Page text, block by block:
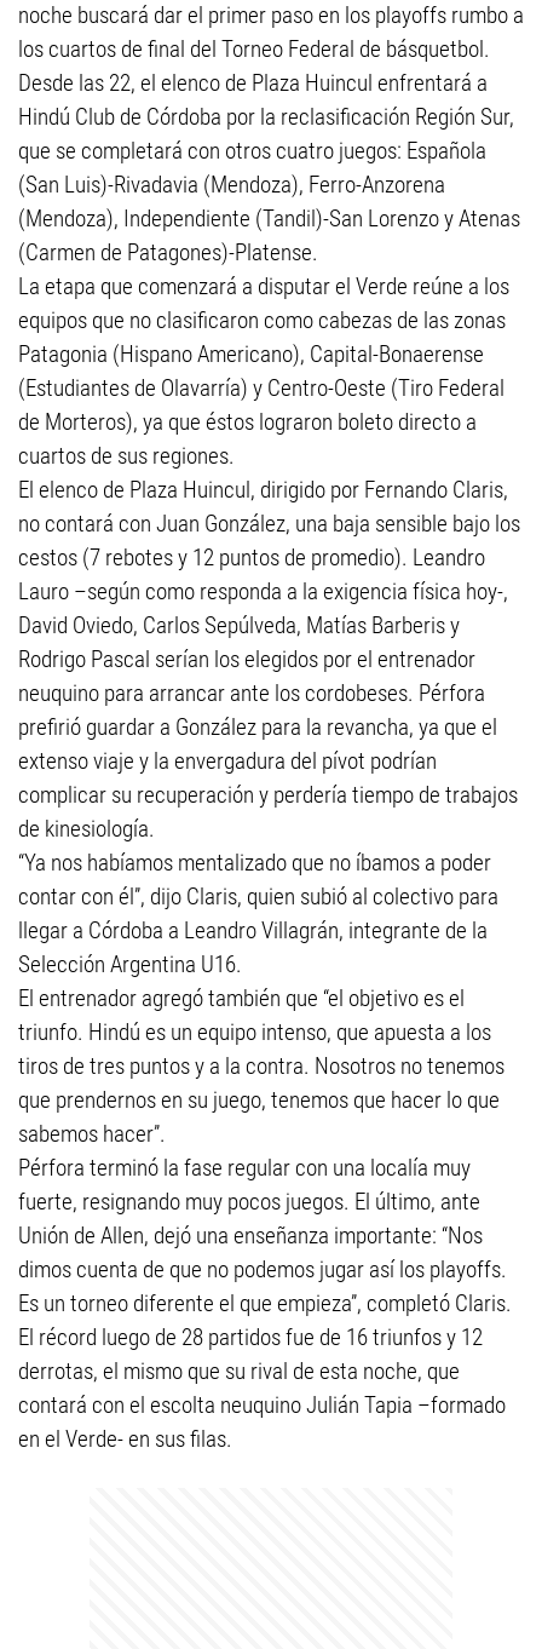
noche buscará dar el primer paso en los playoffs rumbo a
los cuartos de final del Torneo Federal de básquetbol.
Desde las 22, el elenco de Plaza Huincul enfrentará a
Hindú Club de Córdoba por la reclasificación Región Sur,
que se completará con otros cuatro juegos: Española
(San Luis)-Rivadavia (Mendoza), Ferro-Anzorena
(Mendoza), Independiente (Tandil)-San Lorenzo y Atenas
(Carmen de Patagones)-Platense.
La etapa que comenzará a disputar el Verde reúne a los
equipos que no clasificaron como cabezas de las zonas
Patagonia (Hispano Americano), Capital-Bonaerense
(Estudiantes de Olavarría) y Centro-Oeste (Tiro Federal
de Morteros), ya que éstos lograron boleto directo a
cuartos de sus regiones.
El elenco de Plaza Huincul, dirigido por Fernando Claris,
no contará con Juan González, una baja sensible bajo los
cestos (7 rebotes y 12 puntos de promedio). Leandro
Lauro –según como responda a la exigencia física hoy-,
David Oviedo, Carlos Sepúlveda, Matías Barberis y
Rodrigo Pascal serían los elegidos por el entrenador
neuquino para arrancar ante los cordobeses. Pérfora
prefirió guardar a González para la revancha, ya que el
extenso viaje y la envergadura del pívot podrían
complicar su recuperación y perdería tiempo de trabajos
de kinesiología.
“Ya nos habíamos mentalizado que no íbamos a poder
contar con él”, dijo Claris, quien subió al colectivo para
llegar a Córdoba a Leandro Villagrán, integrante de la
Selección Argentina U16.
El entrenador agregó también que “el objetivo es el
triunfo. Hindú es un equipo intenso, que apuesta a los
tiros de tres puntos y a la contra. Nosotros no tenemos
que prendernos en su juego, tenemos que hacer lo que
sabemos hacer”.
Pérfora terminó la fase regular con una localía muy
fuerte, resignando muy pocos juegos. El último, ante
Unión de Allen, dejó una enseñanza importante: “Nos
dimos cuenta de que no podemos jugar así los playoffs.
Es un torneo diferente el que empieza”, completó Claris.
El récord luego de 28 partidos fue de 16 triunfos y 12
derrotas, el mismo que su rival de esta noche, que
contará con el escolta neuquino Julián Tapia –formado
en el Verde- en sus filas.